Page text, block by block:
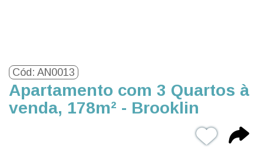
Cód: AN0013
Apartamento com 3 Quartos à
venda, 178m² - Brooklin